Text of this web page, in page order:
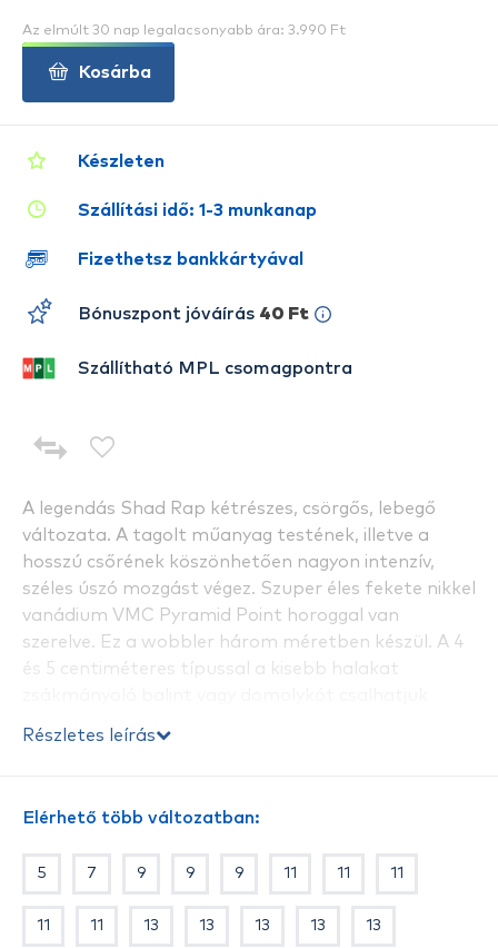
A legendás Shad Rap kétrészes, csörgős, lebegő
változata. A tagolt műanyag testének, illetve a
hosszú csőrének köszönhetően nagyon intenzív,
széles úszó mozgást végez. Szuper éles fekete nikkel
vanádium VMC Pyramid Point horoggal van
szerelve. Ez a wobbler három méretben készül. A 4
és 5 centiméteres típussal a kisebb halakat
Részletes leírás
Elérhető több változatban:
5 7 9 9 9 11 11 11
11 11 13 13 13 13 13
Készleten
Szállítási idő: 1-3 munkanap
Fizethetsz bankkártyával
Bónuszpont jóváírás 40 Ft
Szállítható MPL csomagpontra
Az elmúlt 30 nap legalacsonyabb ára: 3.990 Ft
Kosárba